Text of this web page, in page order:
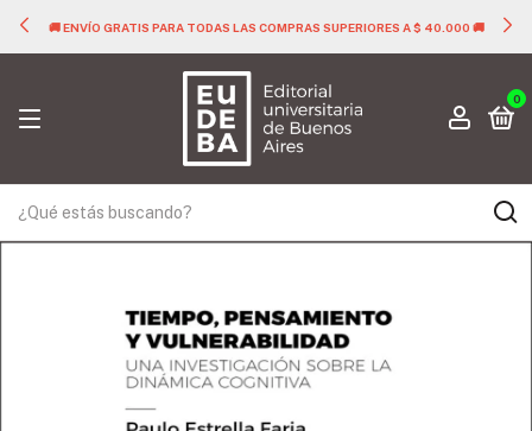
🚚 ENVÍO GRATIS PARA TODAS LAS COMPRAS SUPERIORES A $ 40.000 🚚
0